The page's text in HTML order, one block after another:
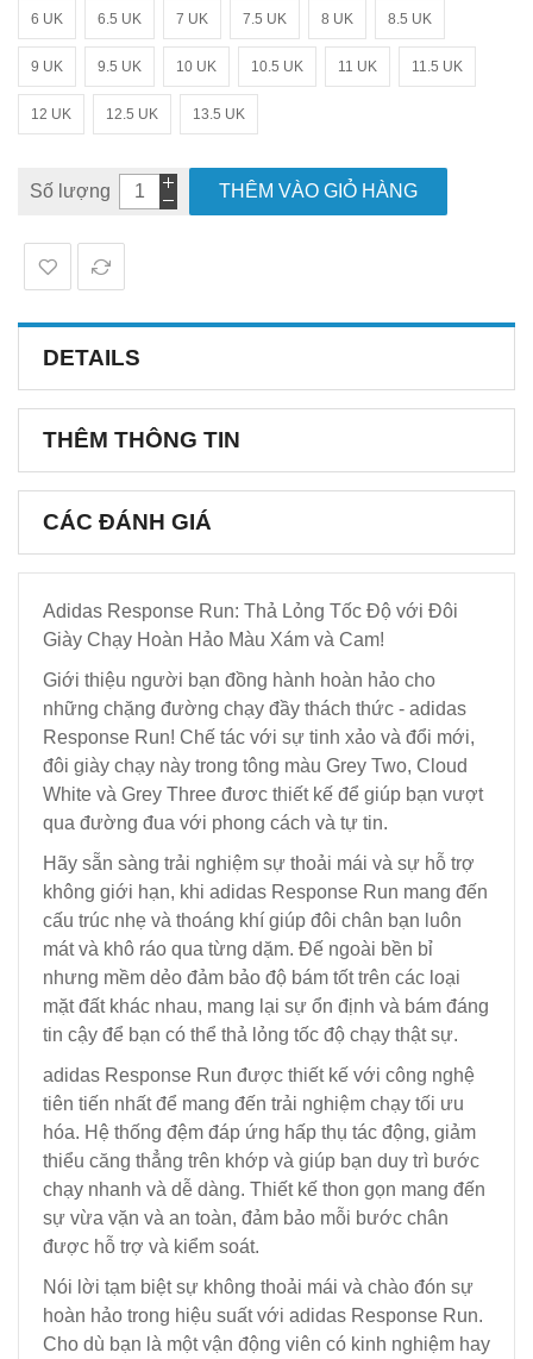
6 UK 6.5 UK 7 UK 7.5 UK 8 UK 8.5 UK
9 UK 9.5 UK 10 UK 10.5 UK 11 UK 11.5 UK
12 UK 12.5 UK 13.5 UK
Số lượng THÊM VÀO GIỎ HÀNG
DETAILS
THÊM THÔNG TIN
CÁC ĐÁNH GIÁ
Adidas Response Run: Thả Lỏng Tốc Độ với Đôi
Giày Chạy Hoàn Hảo Màu Xám và Cam!
Giới thiệu người bạn đồng hành hoàn hảo cho
những chặng đường chạy đầy thách thức - adidas
Response Run! Chế tác với sự tinh xảo và đổi mới,
đôi giày chạy này trong tông màu Grey Two, Cloud
White và Grey Three đươc thiết kế để giúp bạn vượt
qua đường đua với phong cách và tự tin.
Hãy sẵn sàng trải nghiệm sự thoải mái và sự hỗ trợ
không giới hạn, khi adidas Response Run mang đến
cấu trúc nhẹ và thoáng khí giúp đôi chân bạn luôn
mát và khô ráo qua từng dặm. Đế ngoài bền bỉ
nhưng mềm dẻo đảm bảo độ bám tốt trên các loại
mặt đất khác nhau, mang lại sự ổn định và bám đáng
tin cậy để bạn có thể thả lỏng tốc độ chạy thật sự.
adidas Response Run được thiết kế với công nghệ
tiên tiến nhất để mang đến trải nghiệm chạy tối ưu
hóa. Hệ thống đệm đáp ứng hấp thụ tác động, giảm
thiểu căng thẳng trên khớp và giúp bạn duy trì bước
chạy nhanh và dễ dàng. Thiết kế thon gọn mang đến
sự vừa vặn và an toàn, đảm bảo mỗi bước chân
được hỗ trợ và kiểm soát.
Nói lời tạm biệt sự không thoải mái và chào đón sự
hoàn hảo trong hiệu suất với adidas Response Run.
Cho dù bạn là một vận động viên có kinh nghiệm hay